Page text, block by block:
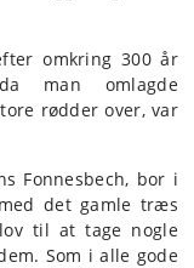
omkring 300 år
man omlagde
rødder over, var
Fonnesbech, bor i
det gamle træs
til at tage nogle
Som i alle gode